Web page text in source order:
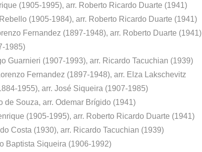
(1905-1995), arr. Roberto Ricardo Duarte (1941)
(1905-1984), arr. Roberto Ricardo Duarte (1941)
Fernandez (1897-1948), arr. Roberto Duarte (1941)
1985)
Guarnieri (1907-1993), arr. Ricardo Tacuchian (1939)
Fernandez (1897-1948), arr. Elza Lakschevitz
1955), arr. José Siqueira (1907-1985)
de Souza, arr. Odemar Brígido (1941)
(1905-1995), arr. Roberto Ricardo Duarte (1941)
Costa (1930), arr. Ricardo Tacuchian (1939)
Baptista Siqueira (1906-1992)